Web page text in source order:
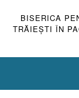
BISERICA
TRĂIEŞTI ÎN